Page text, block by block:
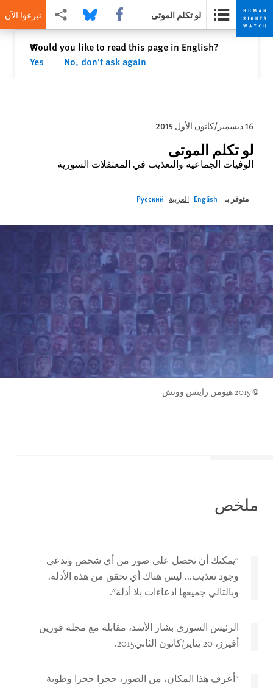
Skip
privacy
Skip
content
لو تكلم الموتى Share this via Facebook
Share this via Bluesky
Share this via مشاركةتبرعوا الآن
Would you like to read this page in English?
Yes
No, don't ask again
✕إغلاق
16 ديسمبر/كانون الأول 2015
لو تكلم الموتى
الوفيات الجماعية والتعذيب في المعتقلات السورية
متوفر بـ English العربية Русский
© 2015 هيومن رايتس ووتش
ملخص
"يمكنك أن تحصل على صور من أي شخص وتدعي
وجود تعذيب... ليس هناك أي تحقق من هذه الأدلة.
وبالتالي جميعها ادعاءات بلا أدلة".
الرئيس السوري بشار الأسد، مقابلة مع مجلة فورين
أفيرز، 20 يناير/كانون الثاني2015.
"أعرف هذا المكان، من الصور، حجرا حجرا وطوبة